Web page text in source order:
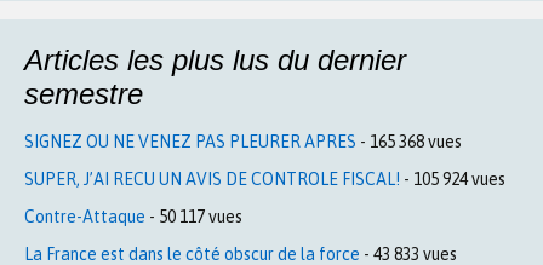
Articles les plus lus du dernier
semestre
SIGNEZ OU NE VENEZ PAS PLEURER APRES - 165 368 vues
SUPER, J’AI RECU UN AVIS DE CONTROLE FISCAL! - 105 924 vues
Contre-Attaque - 50 117 vues
La France est dans le côté obscur de la force - 43 833 vues